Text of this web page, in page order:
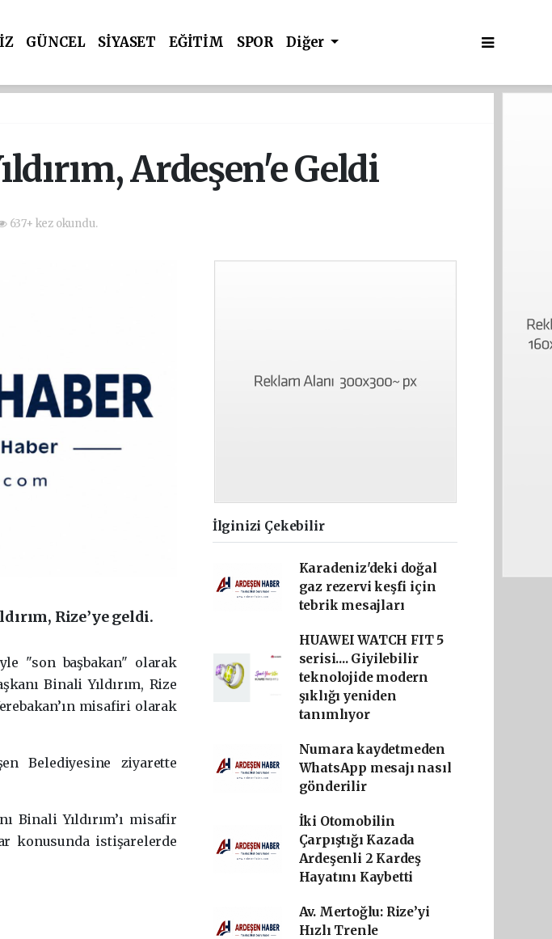
GÜNCEL SİYASET EĞİTİM SPOR Diğer
Ardeşen'e Geldi
637+ kez okundu.
Rize’ye geldi.
"son başbakan" olarak
Binali Yıldırım, Rize
misafiri olarak
Belediyesine ziyarette
Binali Yıldırım’ı misafir
konusunda istişarelerde
İlginizi Çekebilir
Karadeniz'deki doğal
gaz rezervi keşfi için
tebrik mesajları
HUAWEI WATCH FIT 5
serisi.... Giyilebilir
teknolojide modern
şıklığı yeniden
tanımlıyor
Numara kaydetmeden
WhatsApp mesajı nasıl
gönderilir
İki Otomobilin
Çarpıştığı Kazada
Ardeşenli 2 Kardeş
Hayatını Kaybetti
Av. Mertoğlu: Rize’yi
Hızlı Trenle